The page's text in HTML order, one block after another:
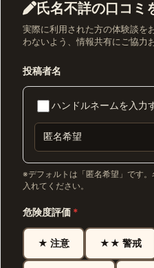
氏名不詳の口コミ
実際に利用された方の体験談を
わないよう、情報共有にご協力
投稿者名
ハンドルネームを入力
※デフォルトは「匿名希望」です
入れてください。
危険度評価 *
★ 注意 ★★ 警戒